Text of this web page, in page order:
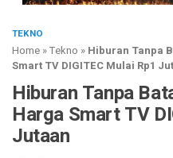
TEKNO
Home »Tekno » Hiburan Tanpa
Smart TV DIGITEC Mulai Rp1
Hiburan Tanpa
Harga Smart TV
Jutaan